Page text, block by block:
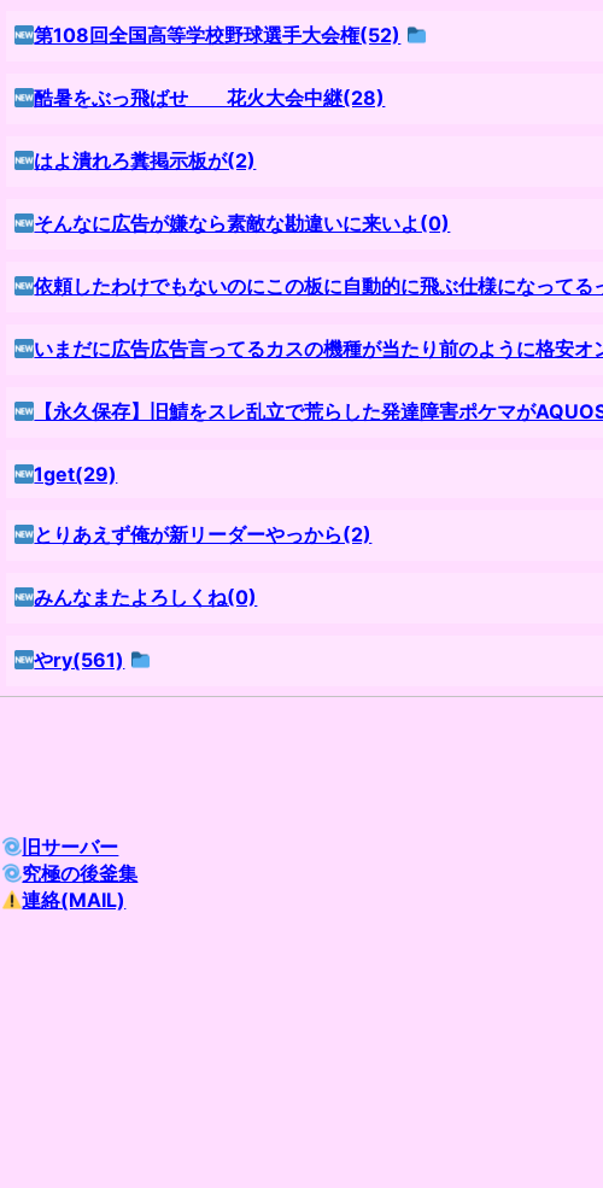
第108回全国高等学校野球選手大会権(52)
酷暑をぶっ飛ばせ 花火大会中継(28)
はよ潰れろ糞掲示板が(2)
そんなに広告が嫌なら素敵な勘違いに来いよ(0)
依頼したわけでもないのにこの板に自動的に飛ぶ仕様になって
いまだに広告広告言ってるカスの機種が当たり前のように格安
【永久保存】旧鯖をスレ乱立で荒らした発達障害ポケマが
1get(29)
とりあえず俺が新リーダーやっから(2)
みんなまたよろしくね(0)
やry(561)
旧サーバー
究極の後釜集
連絡(MAIL)